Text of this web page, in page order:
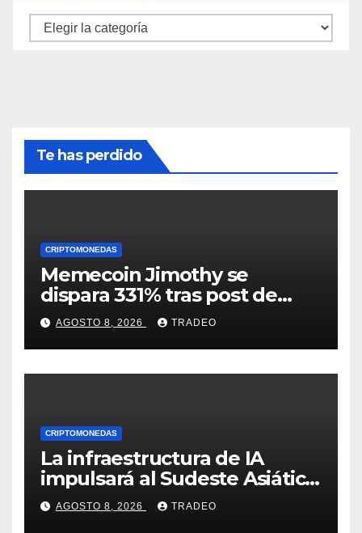
Categorías
Te has perdido
CRIPTOMONEDAS
Memecoin Jimothy se
dispara 331% tras post de
Elon Musk sobre un
mapache
AGOSTO 8, 2026 TRADEO
CRIPTOMONEDAS
La infraestructura de IA
impulsará al Sudeste Asiático,
destaca United Overseas
Bank
AGOSTO 8, 2026 TRADEO